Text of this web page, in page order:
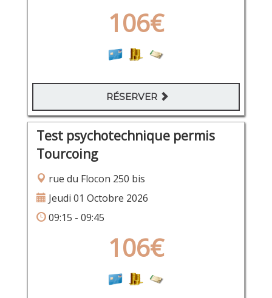
106€
RÉSERVER
Test psychotechnique permis
Tourcoing
rue du Flocon 250 bis
Jeudi 01 Octobre 2026
09:15 - 09:45
106€